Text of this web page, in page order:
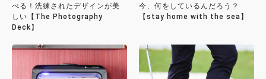
べる！洗練されたデザインが美
しい【The Photography
Deck】
今、何をしているんだろう？
【stay home with the sea】